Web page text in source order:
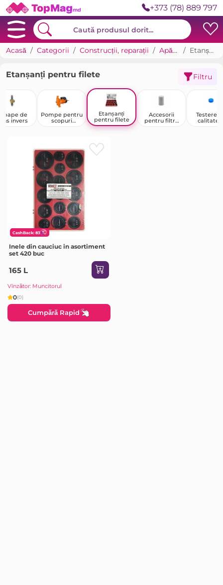
+373 (78) 889 797
Acasă Categorii Construcții, reparații Apă și canalizare Etanșanți pentru filete
Etanșanți pentru filete Filtru
de
invers
Pompe pentru
scopuri
Etanșanți
pentru filete
Accesorii
pentru filtre
Testere
calitate
CashBack: 83
Inele din cauciuc in asortiment
set 420 buc
165 L
Vînzător: Muncitorul
0(0)
Cumpără Rapid